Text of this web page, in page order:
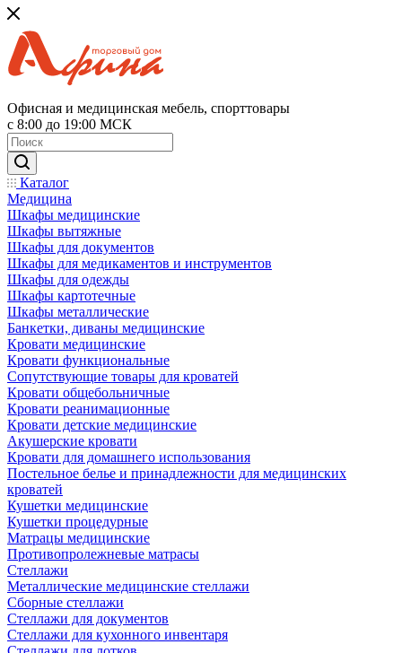
Офисная и медицинская мебель, спорттовары
с 8:00 до 19:00 МСК
Каталог
Медицина
Шкафы медицинские
Шкафы вытяжные
Шкафы для документов
Шкафы для медикаментов и инструментов
Шкафы для одежды
Шкафы картотечные
Шкафы металлические
Банкетки, диваны медицинские
Кровати медицинские
Кровати функциональные
Сопутствующие товары для кроватей
Кровати общебольничные
Кровати реанимационные
Кровати детские медицинские
Акушерские кровати
Кровати для домашнего использования
Постельное белье и принадлежности для медицинских
кроватей
Кушетки медицинские
Кушетки процедурные
Матрацы медицинские
Противопролежневые матрасы
Стеллажи
Металлические медицинские стеллажи
Сборные стеллажи
Стеллажи для документов
Стеллажи для кухонного инвентаря